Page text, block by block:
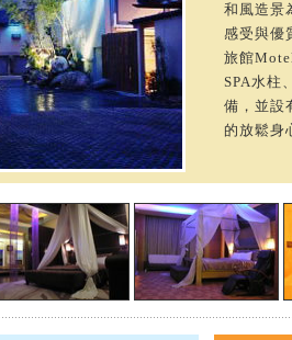
和風造景
感受與優
旅館
SPA水柱
備，並設
的放鬆身